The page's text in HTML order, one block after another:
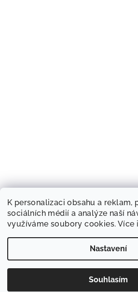
K personalizaci obsahu a reklam,
sociálních médií a analýze naší
využíváme soubory cookies. Více
Nastavení
Souhlasím